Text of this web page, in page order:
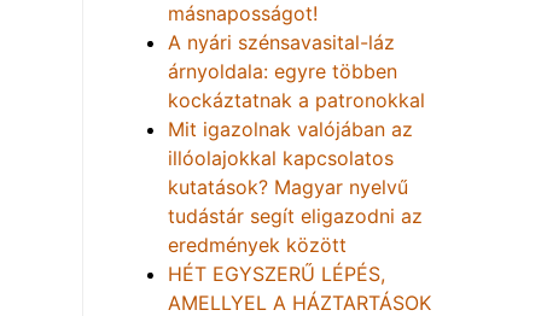
másnaposságot!
A nyári szénsavasital-láz
árnyoldala: egyre többen
kockáztatnak a patronokkal
Mit igazolnak valójában az
illóolajokkal kapcsolatos
kutatások? Magyar nyelvű
tudástár segít eligazodni az
eredmények között
HÉT EGYSZERŰ LÉPÉS,
AMELLYEL A HÁZTARTÁSOK